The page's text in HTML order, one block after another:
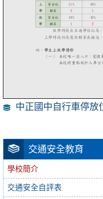
交通安全教育
學校簡介
交通安全自評表
中正國中自行車停放